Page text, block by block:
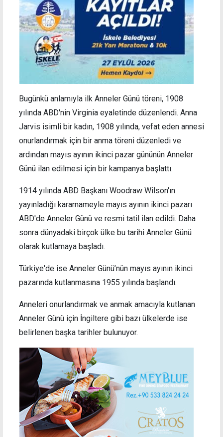
Bugünkü anlamıyla ilk Anneler Günü töreni, 1908
yılında ABD'nin Virginia eyaletinde düzenlendi. Anna
Jarvis isimli bir kadın, 1908 yılında, vefat eden annesi
onurlandırmak için bir anma töreni düzenledi ve
ardından mayıs ayının ikinci pazar gününün Anneler
Günü ilan edilmesi için bir kampanya başlattı.
1914 yılında ABD Başkanı Woodraw Wilson'ın
yayınladığı kararnameyle mayıs ayının ikinci pazarı
ABD'de Anneler Günü ve resmi tatil ilan edildi. Daha
sonra dünyadaki birçok ülke bu tarihi Anneler Günü
olarak kutlamaya başladı.
Türkiye'de ise Anneler Günü’nün mayıs ayının ikinci
pazarında kutlanmasına 1955 yılında başlandı.
Anneleri onurlandırmak ve anmak amacıyla kutlanan
Anneler Günü için İngiltere gibi bazı ülkelerde ise
belirlenen başka tarihler bulunuyor.